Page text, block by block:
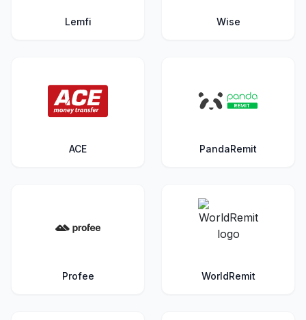
Lemfi Wise
ACE PandaRemit
Profee WorldRemit